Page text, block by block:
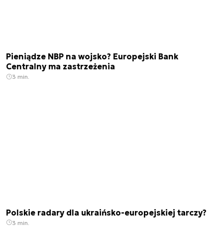
Pieniądze NBP na wojsko? Europejski Bank
Centralny ma zastrzeżenia
3 min.
Polskie radary dla ukraińsko-europejskiej tarczy?
3 min.